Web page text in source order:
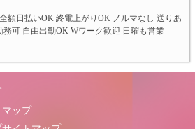
額日払いOK 終電上がりOK ノルマなし 送りあ
務可 自由出勤OK Wワーク歓迎 日曜も営業
ップ